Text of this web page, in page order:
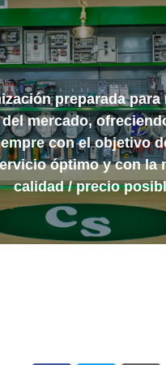
preparada para
mercado,
con el objetivo
óptimo y con la
calidad / precio